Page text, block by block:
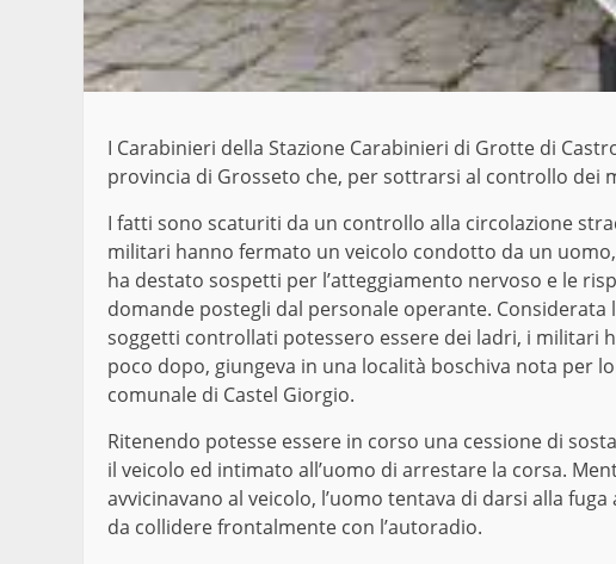
I Carabinieri della Stazione Carabinieri di Grotte di
provincia di Grosseto che, per sottrarsi al controllo dei
I fatti sono scaturiti da un controllo alla circolazione
militari hanno fermato un veicolo condotto da un
ha destato sospetti per l’atteggiamento nervoso e le
domande postegli dal personale operante.
soggetti controllati potessero essere dei ladri, i militari
poco dopo, giungeva in una località boschiva nota per
comunale di Castel Giorgio.
Ritenendo potesse essere in corso una cessione di
il veicolo ed intimato all’uomo di arrestare la corsa.
avvicinavano al veicolo, l’uomo tentava di darsi alla
da collidere frontalmente con l’autoradio.